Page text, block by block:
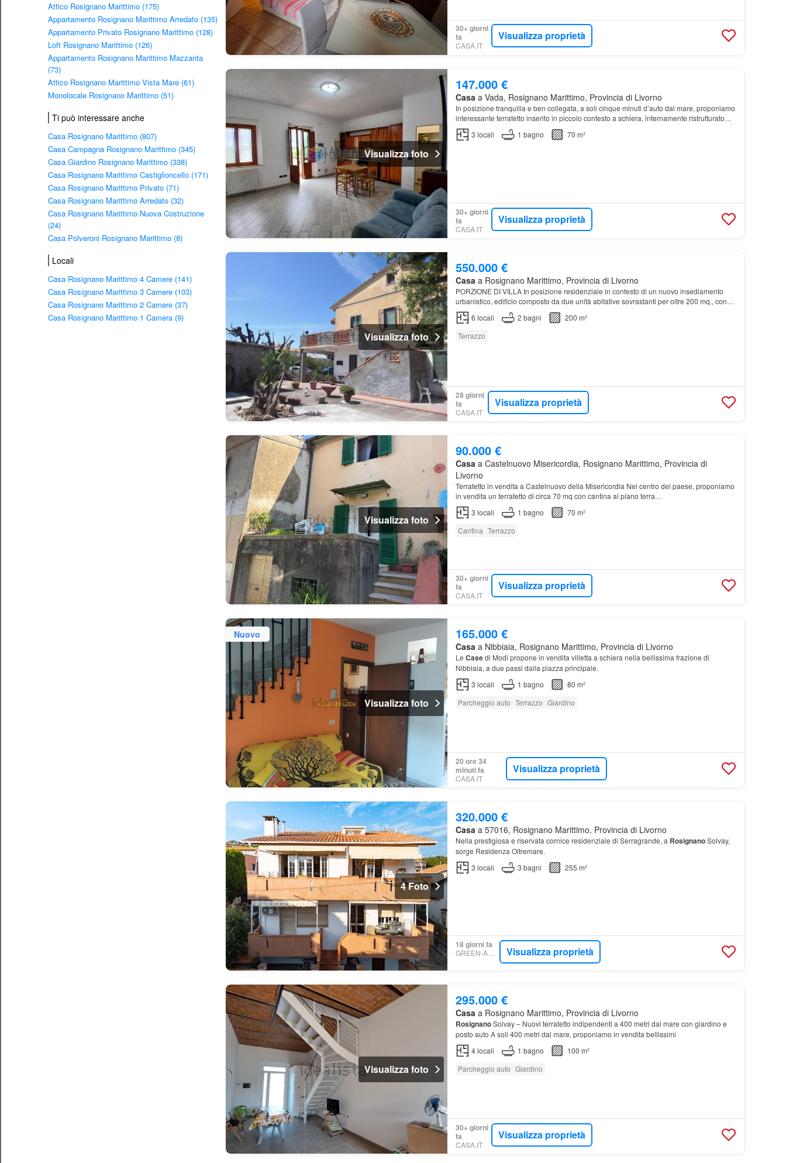
Attico Rosignano Marittimo (175)
Appartamento Rosignano Marittimo Arredato (135)
Appartamento Privato Rosignano Marittimo (128)
Loft Rosignano Marittimo (126)
Appartamento Rosignano Marittimo Mazzanta
(73)
Attico Rosignano Marittimo Vista Mare (61)
Monolocale Rosignano Marittimo (51)
Ti può interessare anche
Casa Rosignano Marittimo (807)
Casa Campagna Rosignano Marittimo (345)
Casa Giardino Rosignano Marittimo (338)
Casa Rosignano Marittimo Castiglioncello (171)
Casa Rosignano Marittimo Privato (71)
Casa Rosignano Marittimo Arredato (32)
Casa Rosignano Marittimo Nuova Costruzione
(24)
Casa Polveroni Rosignano Marittimo (8)
Locali
Casa Rosignano Marittimo 4 Camere (141)
Casa Rosignano Marittimo 3 Camere (103)
Casa Rosignano Marittimo 2 Camere (37)
Casa Rosignano Marittimo 1 Camera (9)
30+ giorni
fa
CASA.IT
Visualizza proprietà
Visualizza foto
147.000 €
Casa a Vada, Rosignano Marittimo, Provincia di Livorno
In posizione tranquilla e ben collegata, a soli cinque minuti d’auto dal mare, proponiamo
interessante terratetto inserito in piccolo contesto a schiera, internamente ristrutturato
nel 2016 e pronto da abitare…
3 locali 1 bagno 70 m²
30+ giorni
fa
CASA.IT
Visualizza proprietà
Visualizza foto
550.000 €
Casaa Rosignano Marittimo, Provincia di Livorno
PORZIONE DI VILLA In posizione residenziale in contesto di un nuovo insediamento
urbanistico, edificio composto da due unità abitative sovrastanti per oltre 200 mq., con
terreno di circa mt…
6 locali 2 bagni
200 m²
Terrazzo
28 giorni
fa
CASA.IT
Visualizza proprietà
Visualizza foto
90.000 €
Casaa Castelnuovo Misericordia, Rosignano Marittimo, Provincia di
Livorno
Terratetto in vendita a Castelnuovo della Misericordia Nel centro del paese, proponiamo
in vendita un terratetto di circa 70 mq con cantina al piano terra…
3 locali 1 bagno
70 m²
Cantina Terrazzo
30+ giorni
fa
CASA.IT
Visualizza proprietà
Nuovo
Visualizza foto
165.000 €
Casaa Nibbiaia, Rosignano Marittimo, Provincia di Livorno
Le Casedi Modì propone in vendita villetta a schiera nella bellissima frazione di
Nibbiaia, a due passi dalla piazza principale.
3 locali 1 bagno
80 m²
Parcheggio auto Terrazzo Giardino
20 ore 34
minuti fa
CASA.IT
Visualizza proprietà
4 Foto
320.000 €
Casaa 57016, Rosignano Marittimo, Provincia di Livorno
Nella prestigiosa e riservata cornice residenziale di Serragrande, a RosignanoSolvay,
sorge Residenza Oltremare.
3 locali 3 bagni 255 m²
18 giorni fa
GREEN-ACRES Visualizza proprietà
Visualizza foto
295.000 €
Casaa Rosignano Marittimo, Provincia di Livorno
RosignanoSolvay – Nuovi terratetto indipendenti a 400 metri dal mare con giardino e
posto auto A soli 400 metri dal mare, proponiamo in vendita bellissimi
4locali 1 bagno
100 m²
Parcheggio auto Giardino
30+ giorni
fa
CASA.IT
Visualizza proprietà